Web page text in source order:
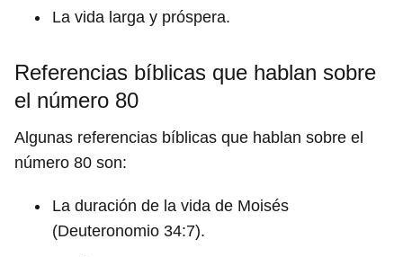
La vida larga y próspera.
Referencias bíblicas que hablan sobre
el número 80
Algunas referencias bíblicas que hablan sobre el
número 80 son:
La duración de la vida de Moisés
(Deuteronomio 34:7).